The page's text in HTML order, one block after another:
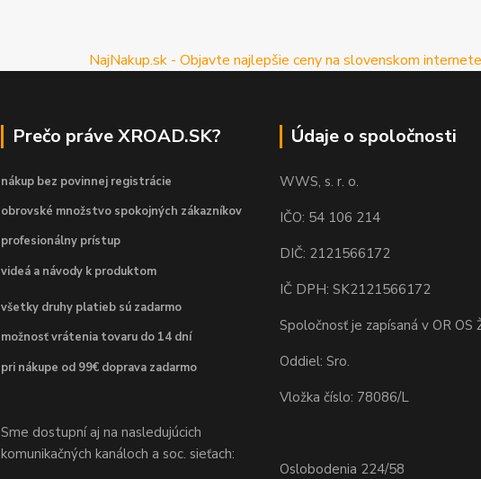
Prečo práve XROAD.SK?
nákup bez povinnej registrácie
obrovské množstvo spokojných zákazníkov
profesionálny prístup
videá a návody k produktom
všetky druhy platieb sú zadarmo
možnosť vrátenia tovaru do 14 dní
pri nákupe od 99€ doprava zadarmo
Sme dostupní aj na nasledujúcich
komunikačných kanáloch a soc. sieťach:
Údaje o spoločnosti
WWS, s. r. o.
IČO: 54 106 214
DIČ: 2121566172
IČ DPH: SK2121566172
Spoločnosť je zapísaná v OR OS
Oddiel: Sro.
Vložka číslo: 78086/L
Oslobodenia 224/58